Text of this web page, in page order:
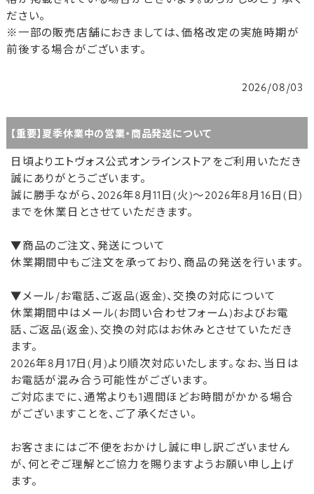
ださい。
※一部の販売店舗におきましては、価格改定の実施時期が
前後する場合がございます。
2026/08/03
【重要】夏季休業中の営業・商品発送について
日頃よりエトヴォス公式オンラインストアをご利用いただき
誠にありがとうございます。
誠に勝手ながら、2026年8月11日(火)～2026年8月16日(日)
までを休業日とさせていただきます。
▼商品のご注文、発送について
休業期間中もご注文を承っており、商品の発送を行います。
▼メール/お電話、ご返品(返金)、交換の対応について
休業期間中はメール(お問い合わせフォーム)およびお電
話、ご返品(返金)、交換の対応はお休みとさせていただき
ます。
2026年8月17日(月)より順次対応いたします。なお、当日は
お電話が混み合う可能性がございます。
ご対応までに、通常よりも1週間ほどお時間がかかる場合
がございますことを、ご了承ください。
お客さまにはご不便をおかけし誠に申し訳ございません
が、何とぞご理解とご協力を賜りますようお願い申し上げ
ます。